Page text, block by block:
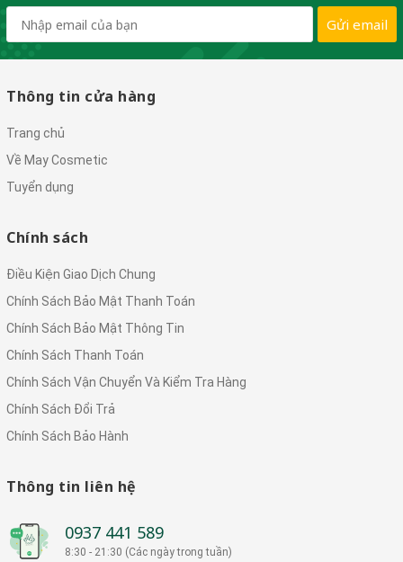
Gửi email
Thông tin cửa hàng
Trang chủ
Về May Cosmetic
Tuyển dụng
Chính sách
Điều Kiện Giao Dịch Chung
Chính Sách Bảo Mật Thanh Toán
Chính Sách Bảo Mật Thông Tin
Chính Sách Thanh Toán
Chính Sách Vận Chuyển Và Kiểm Tra Hàng
Chính Sách Đổi Trả
Chính Sách Bảo Hành
Thông tin liên hệ
0937 441 589
8:30 - 21:30 (Các ngày trong tuần)